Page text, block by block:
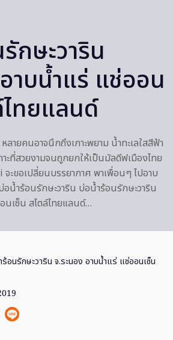
กษะวาริน
าบน้ำแร่ แช่ออน
ไทยแลนด์
ลายคนอาจนึกถึงเกาะพยาม น้ำทะเลใสสีฟ้า
ะที่สวยงามจนถูกยกให้เป็นมัลดีฟเมืองไทย
ขอเปลี่ยนบรรยากาศ พาเพื่อนๆ ไปอาบ
น้ำร้อนรักษะวาริน บ่อน้ำร้อนรักษะวาริน
นเซ็น สไตล์ไทยแลนด์…
อนรักษะวาริน จ.ระนอง อาบน้ำแร่ แช่ออนเซ็น